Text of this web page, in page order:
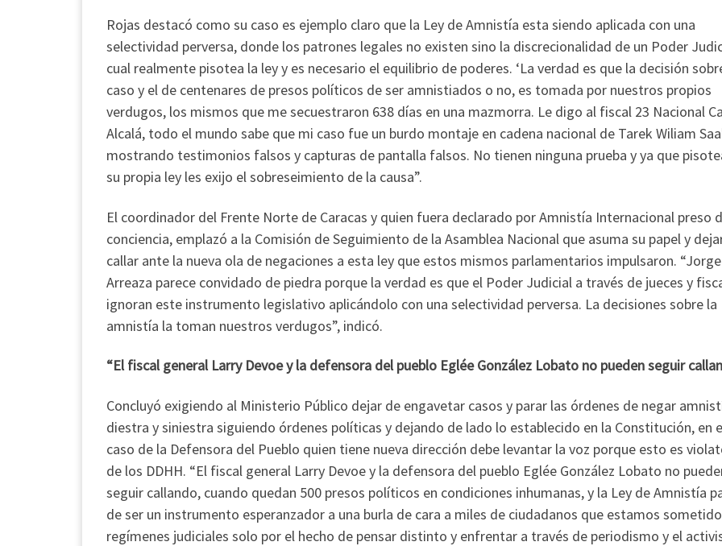
Rojas destacó como su caso es ejemplo claro que la Ley de Amnistía esta siendo aplicada con una
selectividad perversa, donde los patrones legales no existen sino la discrecionalidad de un Poder
cual realmente pisotea la ley y es necesario el equilibrio de poderes. ‘La verdad es que la decisión
caso y el de centenares de presos políticos de ser amnistiados o no, es tomada por nuestros propios
verdugos, los mismos que me secuestraron 638 días en una mazmorra. Le digo al fiscal 23 Nacional
Alcalá, todo el mundo sabe que mi caso fue un burdo montaje en cadena nacional de Tarek Wiliam
mostrando testimonios falsos y capturas de pantalla falsos. No tienen ninguna prueba y ya que
su propia ley les exijo el sobreseimiento de la causa”.
El coordinador del Frente Norte de Caracas y quien fuera declarado por Amnistía Internacional preso
conciencia, emplazó a la Comisión de Seguimiento de la Asamblea Nacional que asuma su papel y
callar ante la nueva ola de negaciones a esta ley que estos mismos parlamentarios impulsaron. “Jorge
Arreaza parece convidado de piedra porque la verdad es que el Poder Judicial a través de jueces y
ignoran este instrumento legislativo aplicándolo con una selectividad perversa. La decisiones sobre la
amnistía la toman nuestros verdugos”, indicó.
“El fiscal general Larry Devoe y la defensora del pueblo Eglée González Lobato no pueden seguir
Concluyó exigiendo al Ministerio Público dejar de engavetar casos y parar las órdenes de negar
diestra y siniestra siguiendo órdenes políticas y dejando de lado lo establecido en la Constitución, en
caso de la Defensora del Pueblo quien tiene nueva dirección debe levantar la voz porque esto es
de los DDHH. “El fiscal general Larry Devoe y la defensora del pueblo Eglée González Lobato no
seguir callando, cuando quedan 500 presos políticos en condiciones inhumanas, y la Ley de Amnistía
de ser un instrumento esperanzador a una burla de cara a miles de ciudadanos que estamos
regímenes judiciales solo por el hecho de pensar distinto y enfrentar a través de periodismo y el